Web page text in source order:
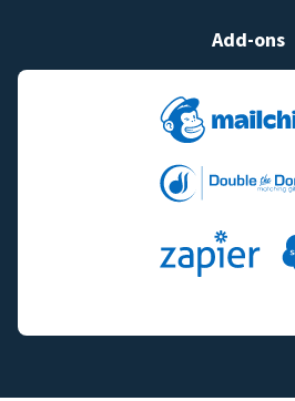
Add-ons